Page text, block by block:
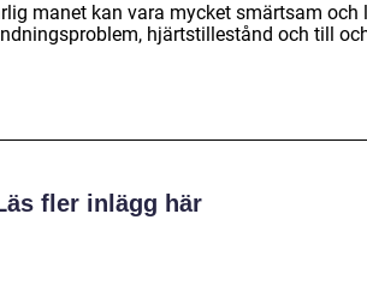
manet kan vara mycket smärtsam och
hjärtstillestånd och till
fler inlägg här